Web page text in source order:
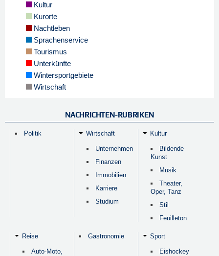
Kultur
Kurorte
Nachtleben
Sprachenservice
Tourismus
Unterkünfte
Wintersportgebiete
Wirtschaft
NACHRICHTEN-RUBRIKEN
Politik Wirtschaft
Unternehmen
Finanzen
Immobilien
Karriere
Studium
Kultur
Bildende
Kunst
Musik
Theater,
Oper, Tanz
Stil
Feuilleton
Reise
Auto-Moto,
Gastronomie Sport
Eishockey